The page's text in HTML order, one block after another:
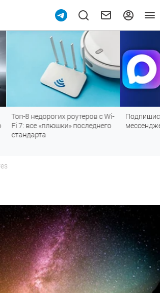
с Wi-
Подпишись на наш канал в
мессенджере МАХ